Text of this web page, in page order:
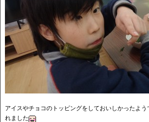
アイスやチョコのトッピングをしておいしかったよ
れました